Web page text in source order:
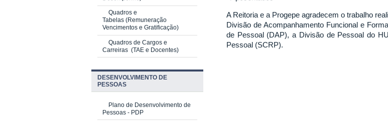
A Reitoria e a Progepe agradecem o trabalho
Divisão de Acompanhamento Funcional e
de Pessoal (DAP), a Divisão de Pessoal do
Pessoal (SCRP).
Quadros e
Tabelas (Remuneração
Vencimentos e Gratificação)
Quadros de Cargos e
Carreiras (TAE e Docentes)
DESENVOLVIMENTO DE
PESSOAS
Plano de Desenvolvimento de
Pessoas - PDP